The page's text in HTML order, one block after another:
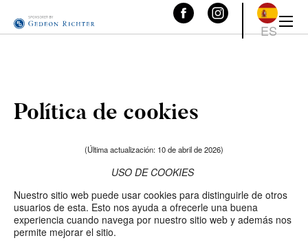
ES
Política de cookies
(Última actualización: 10 de abril de 2026)
USO DE COOKIES
Nuestro sitio web puede usar cookies para distinguirle de otros
usuarios de esta. Esto nos ayuda a ofrecerle una buena
experiencia cuando navega por nuestro sitio web y además nos
permite mejorar el sitio.